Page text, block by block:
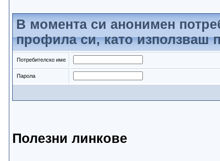
В момента си анонимен
профила си, като използваш
Потребителско име
Парола
Полезни линкове